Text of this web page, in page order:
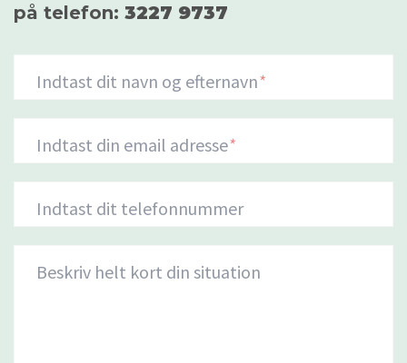
på telefon: 3227 9737
Indtast dit navn og efternavn*
Indtast din email adresse*
Indtast dit telefonnummer
Beskriv helt kort din situation